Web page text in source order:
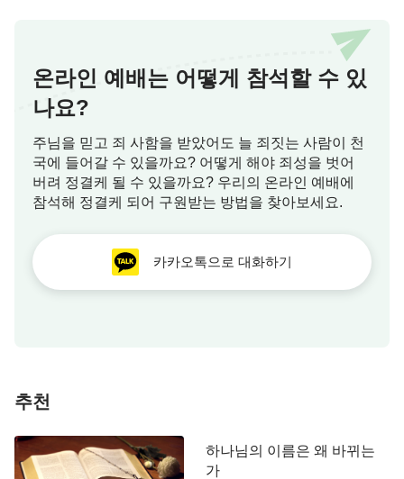
『은혜시대는 예수의 이름으로 시작되었다. 예수
가 직분을 수행하기 시작하자 성령이 그의 이름을 증
거하기 시작하였다. 이에 여호와의 이름은 더 이상
언급되지 않았고, 성령은 예수의 이름을 위주로 하는
새로운 사역을 하였다. 예수를 믿는 사람들은 예수
그리스도를 증거하였고, 그를 위해 사역하였다. 구약
의 율법시대가 끝났다 함은 여호와의 이름을 위주로
하는 사역이 끝났음을 의미한다. 그때부터 하나님의
이름을 더 이상 여호와가 아닌 예수라 부르기 시작했
으며, 성령은 예수의 이름을 위주로 하는 사역을 하
예수는 은혜시대 사역을 행했고 은혜시대를 대표하
지만, 경륜의 일부 사역만 대표할 수 있다.… 오직 예
수만이 인류의 구속주이고, 죄에서 인류를 속량한 속
온라인 예배는 어떻게 참석할 수 있
나요?
주님을 믿고 죄 사함을 받았어도 늘 죄짓는 사람이 천
국에 들어갈 수 있을까요? 어떻게 해야 죄성을 벗어
버려 정결케 될 수 있을까요? 우리의 온라인 예배에
참석해 정결케 되어 구원받는 방법을 찾아보세요.
카카오톡으로 대화하기
추천
하나님의 이름은 왜 바뀌는
가